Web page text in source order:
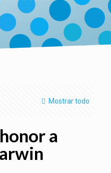
Mostrar todo
a